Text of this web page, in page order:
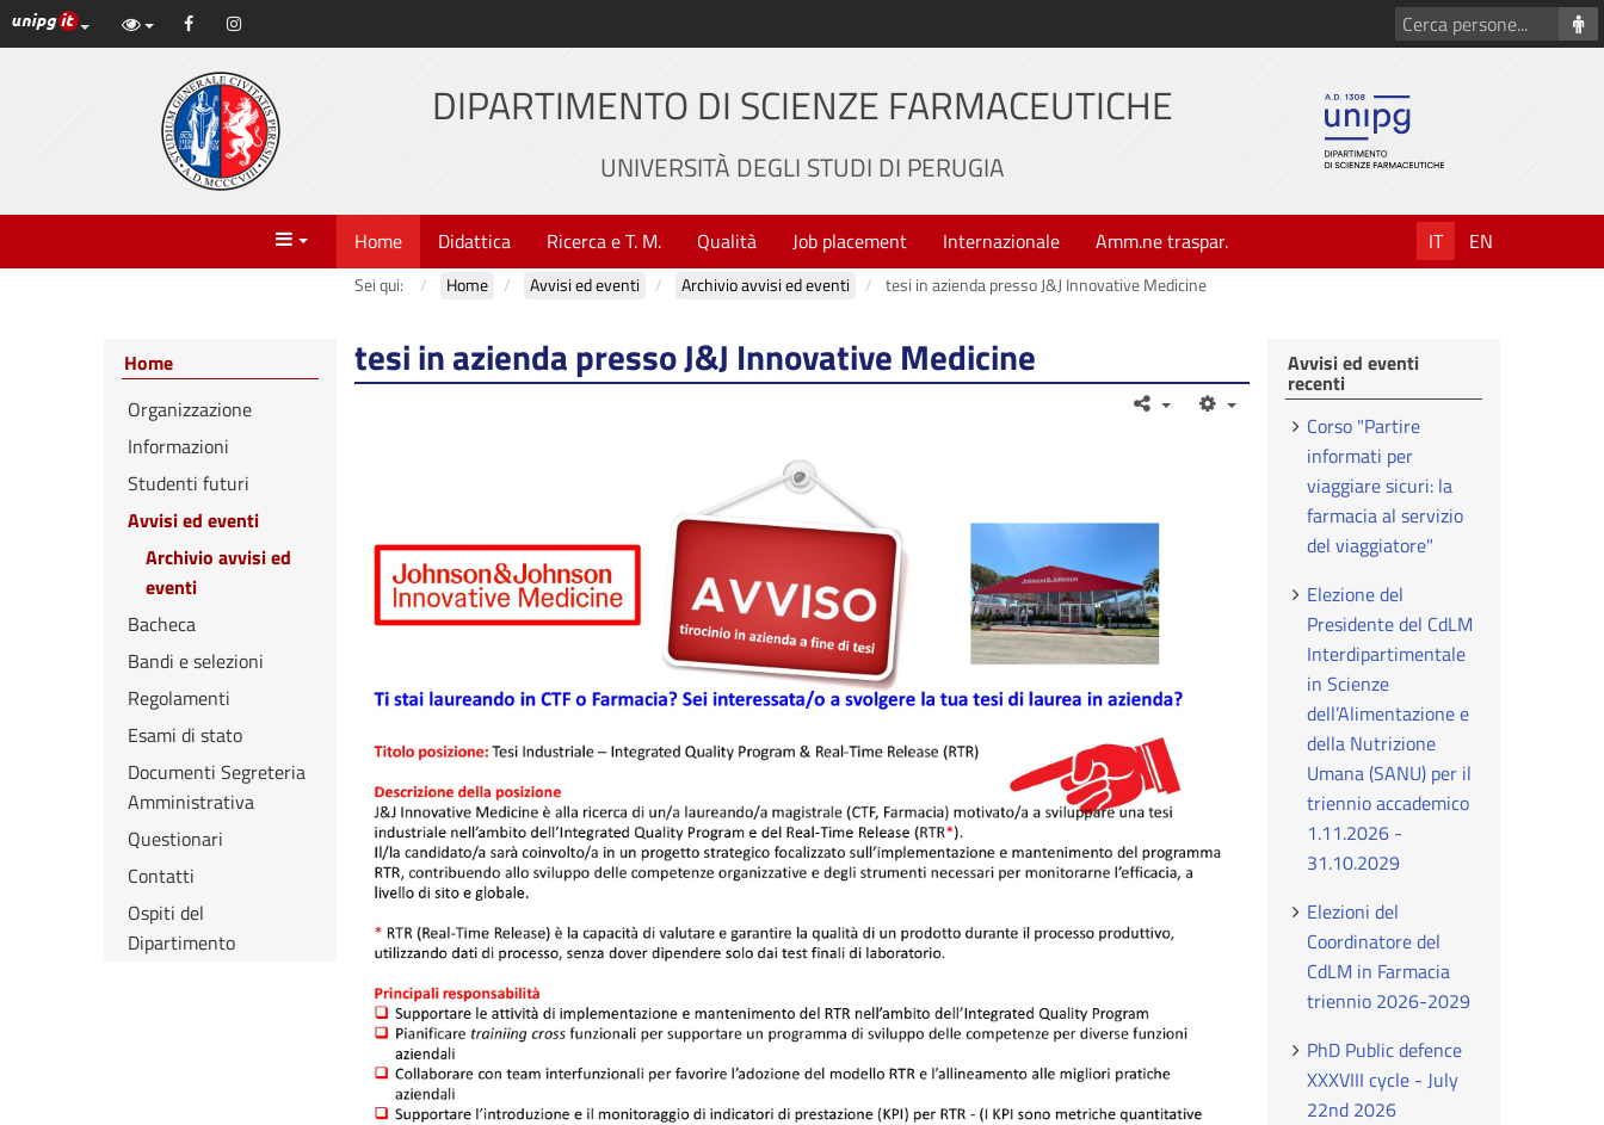
Vai
al
Link ai principali servizi web di Ateneo
Facebook
Cerca
persone
DIPARTIMENTO DI SCIENZE FARMACEUTICHE
UNIVERSITÀ DEGLI STUDI DI PERUGIA
Menu Home Didattica Ricerca e T. M. Qualità Job placement Internazionale Amm.ne traspar. IT EN
Sei qui: Home Avvisi ed eventi Archivio avvisi ed eventi tesi in azienda presso J&J Innovative Medicine
tesi in azienda presso J&J Innovative Medicine
Home
Organizzazione
Informazioni
Studenti futuri
Avvisi ed eventi
Archivio avvisi ed
eventi
Bacheca
Bandi e selezioni
Regolamenti
Esami di stato
Documenti Segreteria
Amministrativa
Questionari
Contatti
Ospiti del
Dipartimento
Avvisi ed eventi
recenti
Corso "Partire
informati per
viaggiare sicuri: la
farmacia al servizio
del viaggiatore"
Elezione del
Presidente del CdLM
Interdipartimentale
in Scienze
dell’Alimentazione e
della Nutrizione
Umana (SANU) per il
triennio accademico
1.11.2026 -
31.10.2029
Elezioni del
Coordinatore del
CdLM in Farmacia
triennio 2026-2029
PhD Public defence
XXXVIII cycle - July
22nd 2026